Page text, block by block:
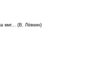
миг... (В. Лёвкин)